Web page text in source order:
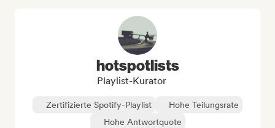
hotspotlists
Playlist-Kurator
Zertifizierte Spotify-Playlist
Hohe Teilungsrate
Hohe Antwortquote